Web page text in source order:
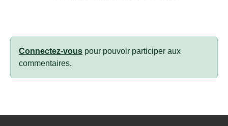
Connectez-vous pour pouvoir participer aux
commentaires.